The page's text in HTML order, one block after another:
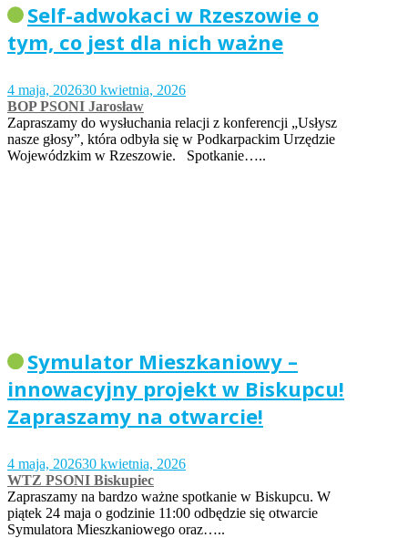
Self-adwokaci w Rzeszowie o
tym, co jest dla nich ważne
4 maja, 202630 kwietnia, 2026
BOP PSONI Jarosław
Zapraszamy do wysłuchania relacji z konferencji „Usłysz
nasze głosy”, która odbyła się w Podkarpackim Urzędzie
Wojewódzkim w Rzeszowie. Spotkanie…..
Symulator Mieszkaniowy –
innowacyjny projekt w Biskupcu!
Zapraszamy na otwarcie!
4 maja, 202630 kwietnia, 2026
WTZ PSONI Biskupiec
Zapraszamy na bardzo ważne spotkanie w Biskupcu. W
piątek 24 maja o godzinie 11:00 odbędzie się otwarcie
Symulatora Mieszkaniowego oraz…..